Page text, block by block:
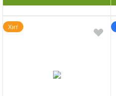
Хит